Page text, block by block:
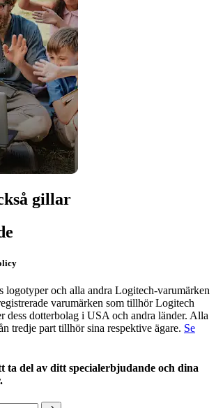
gillar
logotyper och alla andra Logitech-varumärken
varumärken som tillhör Logitech
dess dotterbolag i USA och andra länder. Alla
tredje part tillhör sina respektive ägare. Se
ta del av ditt specialerbjudande och dina